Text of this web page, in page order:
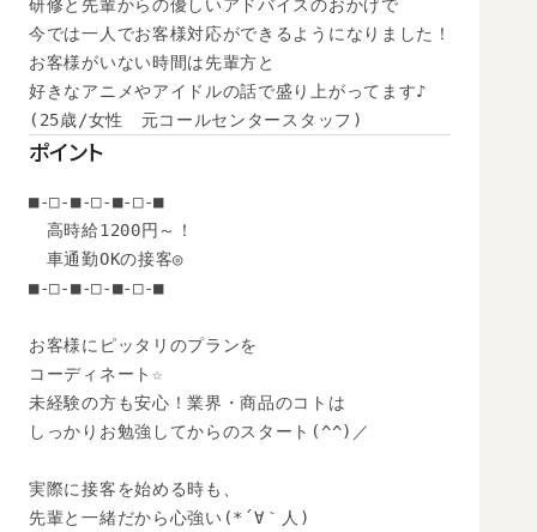
研修と先輩からの優しいアドバイスのおかげで
今では一人でお客様対応ができるようになりました！
お客様がいない時間は先輩方と
好きなアニメやアイドルの話で盛り上がってます♪
(25歳/女性　元コールセンタースタッフ)
ポイント
■-□-■-□-■-□-■
高時給1200円～！
車通勤OKの接客◎
■-□-■-□-■-□-■
お客様にピッタリのプランを
コーディネート☆
未経験の方も安心！業界・商品のコトは
しっかりお勉強してからのスタート(^^)／
実際に接客を始める時も、
先輩と一緒だから心強い(*´∀｀人)